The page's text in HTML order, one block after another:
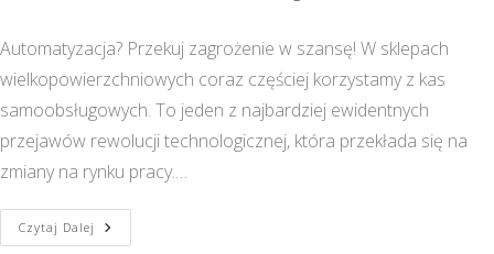
Automatyzacja? Przekuj zagrożenie w szansę! W sklepach
wielkopowierzchniowych coraz częściej korzystamy z kas
samoobsługowych. To jeden z najbardziej ewidentnych
przejawów rewolucji technologicznej, która przekłada się na
zmiany na rynku pracy.…
Czytaj Dalej Automatyzacja?
Przekuj